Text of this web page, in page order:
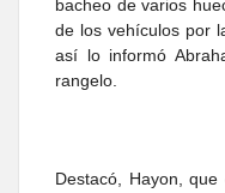
bacheo de varios
de los vehículos por
así lo informó
rangelo.
Destacó, Hayon,